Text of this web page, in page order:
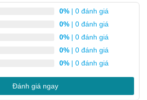
thấp
đều được kiểm tra áp suất và rò rỉ
0% | 0 đánh giá
0% | 0 đánh giá
0% | 0 đánh giá
0% | 0 đánh giá
0% | 0 đánh giá
Đánh giá ngay